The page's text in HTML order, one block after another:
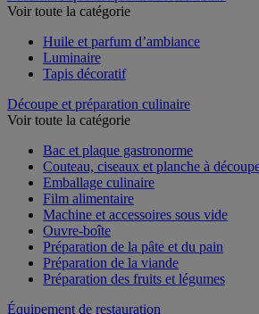
Décoration pour espace de restauration
Huile et parfum d’ambiance
Luminaire
Découpe et préparation culinaire
Bac et plaque gastronorme
Couteau, ciseaux et planche à découper
Emballage culinaire
Film alimentaire
Machine et accessoires sous vide
Ouvre-boîte
Préparation de la pâte et du pain
Préparation de la viande